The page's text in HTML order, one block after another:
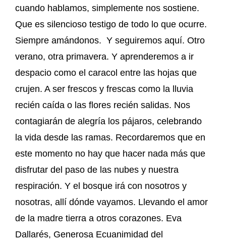
cuando hablamos, simplemente nos sostiene.
Que es silencioso testigo de todo lo que ocurre.
Siempre amándonos. Y seguiremos aquí. Otro
verano, otra primavera. Y aprenderemos a ir
despacio como el caracol entre las hojas que
crujen. A ser frescos y frescas como la lluvia
recién caída o las flores recién salidas. Nos
contagiarán de alegría los pájaros, celebrando
la vida desde las ramas. Recordaremos que en
este momento no hay que hacer nada más que
disfrutar del paso de las nubes y nuestra
respiración. Y el bosque irá con nosotros y
nosotras, allí dónde vayamos. Llevando el amor
de la madre tierra a otros corazones. Eva
Dallarés, Generosa Ecuanimidad del